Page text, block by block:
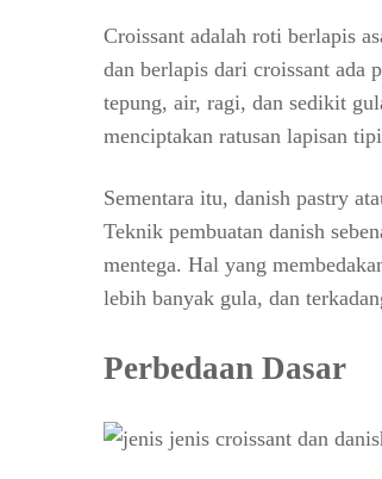
Croissant adalah roti berlapis
dan berlapis dari croissant ada
tepung, air, ragi, dan sedikit
menciptakan ratusan lapisan
Sementara itu, danish pastry
Teknik pembuatan danish
mentega. Hal yang
lebih banyak gula, dan
Perbedaan Dasar